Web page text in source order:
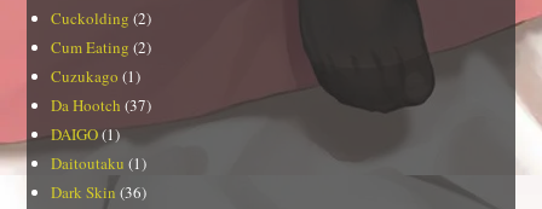
Cuckolding (2)
Cum Eating (2)
Cuzukago (1)
Da Hootch (37)
DAIGO(1)
Daitoutaku (1)
Dark Skin (36)